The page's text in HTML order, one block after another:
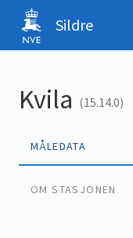
Hopp til hovedinnhold
Sildre
Kvila (15.14.0)
MÅLEDATA
OM STASJONEN